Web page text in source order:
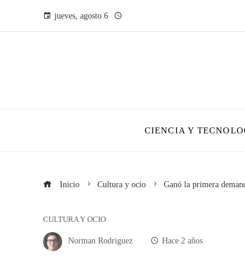
jueves, agosto 6
CIENCIA Y
Inicio Cultura y ocio Ganó la primera
CULTURA Y OCIO
Norman Rodriguez Hace 2 años